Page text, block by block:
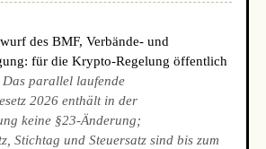
des BMF, Verbände- und
für die Krypto-Regelung öffentlich
Das parallel laufende
2026 enthält in der
keine §23-Änderung;
Stichtag und Steuersatz sind bis zum